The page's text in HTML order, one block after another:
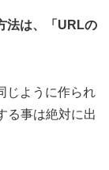
法は、「URLの
じように作られ
る事は絶対に出